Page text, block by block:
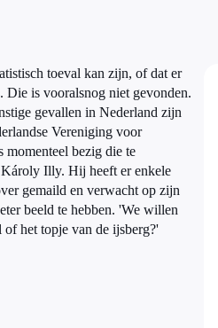
toeval kan zijn, of dat er
Die is vooralsnog niet gevonden.
gevallen in Nederland zijn
Vereniging voor
bezig die te
Illy. Hij heeft er enkele
gemaild en verwacht op zijn
beeld te hebben. 'We willen
het topje van de ijsberg?'